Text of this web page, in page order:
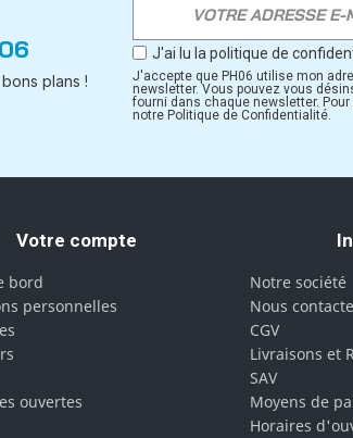
plans !
J'ai lu la politique de
J'accepte que PH06 utilise mon
newsletter. Vous pouvez vous
fourni dans chaque newsletter.
notre Politique de Confidentialité.
Votre compte
bord
personnelles
ouvertes
Notre société
Nous
CGV
Livraisons et
SAV
Moyens de
Horaires